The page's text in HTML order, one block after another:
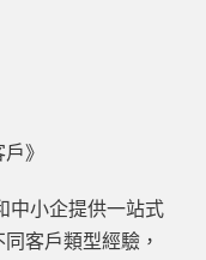
》
中小企提供一站式
客戶類型經驗，